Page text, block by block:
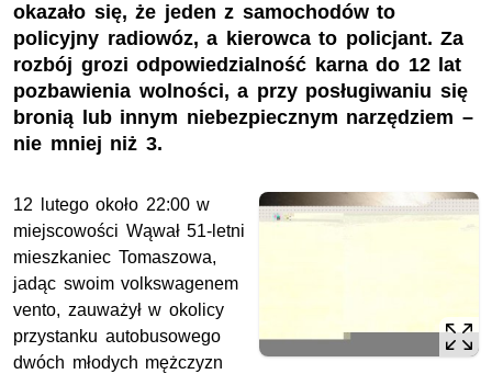
okazało się, że jeden z samochodów to
policyjny radiowóz, a kierowca to policjant. Za
rozbój grozi odpowiedzialność karna do 12 lat
pozbawienia wolności, a przy posługiwaniu się
bronią lub innym niebezpiecznym narzędziem –
nie mniej niż 3.
12 lutego około 22:00 w
miejscowości Wąwał 51-letni
mieszkaniec Tomaszowa,
jadąc swoim volkswagenem
vento, zauważył w okolicy
przystanku autobusowego
dwóch młodych mężczyzn